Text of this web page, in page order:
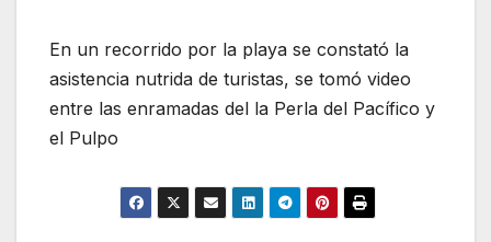
En un recorrido por la playa se constató la
asistencia nutrida de turistas, se tomó video
entre las enramadas del la Perla del Pacífico y
el Pulpo